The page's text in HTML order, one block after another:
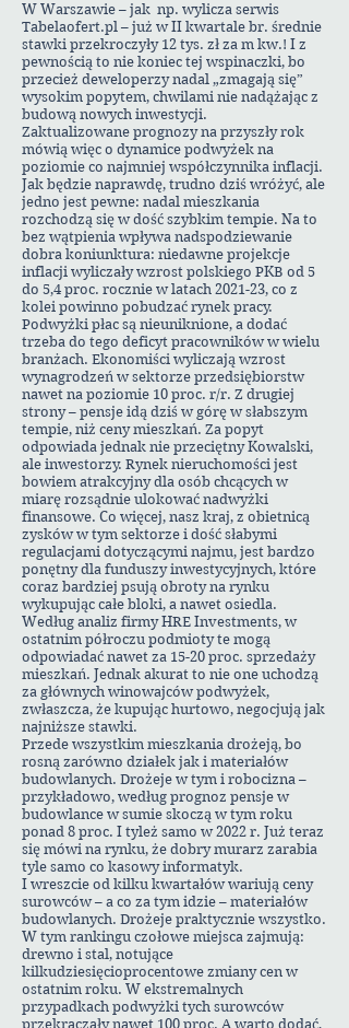
W Warszawie – jak np. wylicza serwis
Tabelaofert.pl – już w II kwartale br. średnie
stawki przekroczyły 12 tys. zł za m kw.! I z
pewnością to nie koniec tej wspinaczki, bo
przecież deweloperzy nadal „zmagają się”
wysokim popytem, chwilami nie nadążając z
budową nowych inwestycji.
Zaktualizowane prognozy na przyszły rok
mówią więc o dynamice podwyżek na
poziomie co najmniej współczynnika inflacji.
Jak będzie naprawdę, trudno dziś wróżyć, ale
jedno jest pewne: nadal mieszkania
rozchodzą się w dość szybkim tempie. Na to
bez wątpienia wpływa nadspodziewanie
dobra koniunktura: niedawne projekcje
inflacji wyliczały wzrost polskiego PKB od 5
do 5,4 proc. rocznie w latach 2021-23, co z
kolei powinno pobudzać rynek pracy.
Podwyżki płac są nieuniknione, a dodać
trzeba do tego deficyt pracowników w wielu
branżach. Ekonomiści wyliczają wzrost
wynagrodzeń w sektorze przedsiębiorstw
nawet na poziomie 10 proc. r/r. Z drugiej
strony – pensje idą dziś w górę w słabszym
tempie, niż ceny mieszkań. Za popyt
odpowiada jednak nie przeciętny Kowalski,
ale inwestorzy. Rynek nieruchomości jest
bowiem atrakcyjny dla osób chcących w
miarę rozsądnie ulokować nadwyżki
finansowe. Co więcej, nasz kraj, z obietnicą
zysków w tym sektorze i dość słabymi
regulacjami dotyczącymi najmu, jest bardzo
ponętny dla funduszy inwestycyjnych, które
coraz bardziej psują obroty na rynku
wykupując całe bloki, a nawet osiedla.
Według analiz firmy HRE Investments, w
ostatnim półroczu podmioty te mogą
odpowiadać nawet za 15-20 proc. sprzedaży
mieszkań. Jednak akurat to nie one uchodzą
za głównych winowajców podwyżek,
zwłaszcza, że kupując hurtowo, negocjują jak
najniższe stawki.
Przede wszystkim mieszkania drożeją, bo
rosną zarówno działek jak i materiałów
budowlanych. Drożeje w tym i robocizna –
przykładowo, według prognoz pensje w
budowlance w sumie skoczą w tym roku
ponad 8 proc. I tyleż samo w 2022 r. Już teraz
się mówi na rynku, że dobry murarz zarabia
tyle samo co kasowy informatyk.
I wreszcie od kilku kwartałów wariują ceny
surowców – a co za tym idzie – materiałów
budowlanych. Drożeje praktycznie wszystko.
W tym rankingu czołowe miejsca zajmują:
drewno i stal, notujące
kilkudziesięcioprocentowe zmiany cen w
ostatnim roku. W ekstremalnych
przypadkach podwyżki tych surowców
przekraczały nawet 100 proc. A warto dodać,